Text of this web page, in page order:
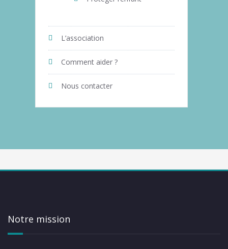
L’association
Comment aider ?
Nous contacter
Notre mission